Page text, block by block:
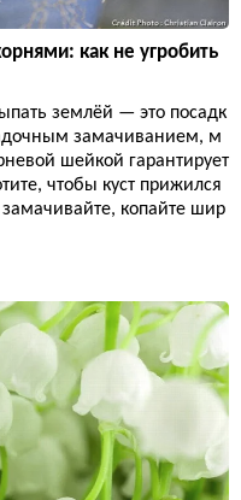
как не угробить
землёй — это посадк
замачиванием, м
шейкой гарантирует
чтобы куст прижился
копайте шир